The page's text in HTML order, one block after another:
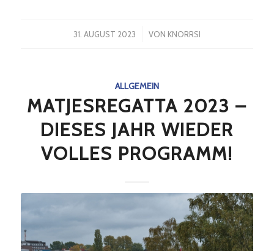
31. AUGUST 2023
/ VON KNORRSI
ALLGEMEIN
MATJESREGATTA 2023 –
DIESES JAHR WIEDER
VOLLES PROGRAMM!